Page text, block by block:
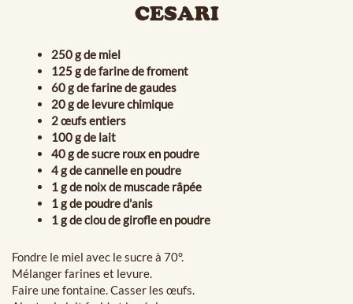
CESARI
250 g de miel
125 g de farine de froment
60 g de farine de gaudes
20 g de levure chimique
2 œufs entiers
100 g de lait
40 g de sucre roux en poudre
4 g de cannelle en poudre
1 g de noix de muscade râpée
1 g de poudre d'anis
1 g de clou de girofle en poudre
Fondre le miel avec le sucre à 70°.
Mélanger farines et levure.
Faire une fontaine. Casser les œufs.